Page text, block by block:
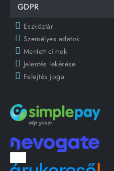
GDPR
Eszköztár
Személyes adatok
Mentett címek
Jelentés lekérése
Felejtés joga